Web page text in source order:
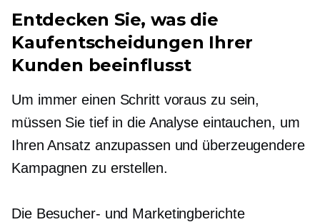
Entdecken Sie, was die
Kaufentscheidungen Ihrer
Kunden beeinflusst
Um immer einen Schritt voraus zu sein,
müssen Sie tief in die Analyse eintauchen, um
Ihren Ansatz anzupassen und überzeugendere
Kampagnen zu erstellen.
Die Besucher- und Marketingberichte